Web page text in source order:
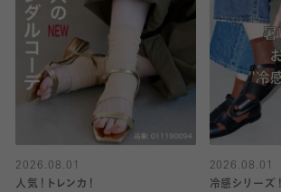
2026.08.01
人気！トレンカ！
2026.08.01
冷感シリーズ！